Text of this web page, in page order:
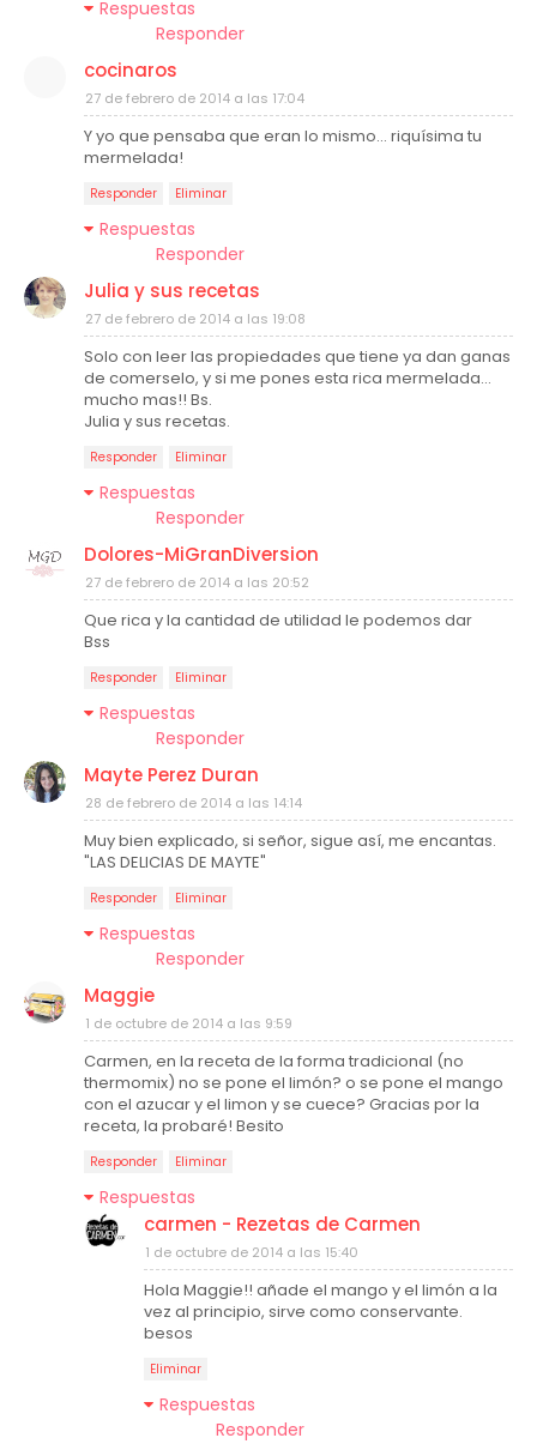
Respuestas
Responder
cocinaros
27 de febrero de 2014 a las 17:04
Y yo que pensaba que eran lo mismo... riquísima tu
mermelada!
Responder Eliminar
Respuestas
Responder
Julia y sus recetas
27 de febrero de 2014 a las 19:08
Solo con leer las propiedades que tiene ya dan ganas
de comerselo, y si me pones esta rica mermelada...
mucho mas!! Bs.
Julia y sus recetas.
Responder Eliminar
Respuestas
Responder
Dolores-MiGranDiversion
27 de febrero de 2014 a las 20:52
Que rica y la cantidad de utilidad le podemos dar
Bss
Responder Eliminar
Respuestas
Responder
Mayte Perez Duran
28 de febrero de 2014 a las 14:14
Muy bien explicado, si señor, sigue así, me encantas.
"LAS DELICIAS DE MAYTE"
Responder Eliminar
Respuestas
Responder
Maggie
1 de octubre de 2014 a las 9:59
Carmen, en la receta de la forma tradicional (no
thermomix) no se pone el limón? o se pone el mango
con el azucar y el limon y se cuece? Gracias por la
receta, la probaré! Besito
Responder Eliminar
Respuestas
carmen - Rezetas de Carmen
1 de octubre de 2014 a las 15:40
Hola Maggie!! añade el mango y el limón a la
vez al principio, sirve como conservante.
besos
Eliminar
Respuestas
Responder